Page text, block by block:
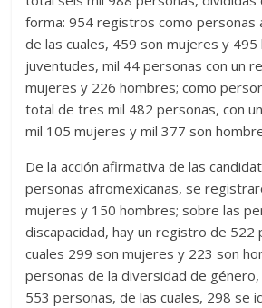
forma: 954 registros como personas
de las cuales, 459 son mujeres y 495
juventudes, mil 44 personas con un
mujeres y 226 hombres; como
total de tres mil 482 personas, con
mil 105 mujeres y mil 377 son
De la acción afirmativa de las
personas afromexicanas, se
mujeres y 150 hombres; sobre las
discapacidad, hay un registro de 522
cuales 299 son mujeres y 223 son
personas de la diversidad de
553 personas, de las cuales, 298 se